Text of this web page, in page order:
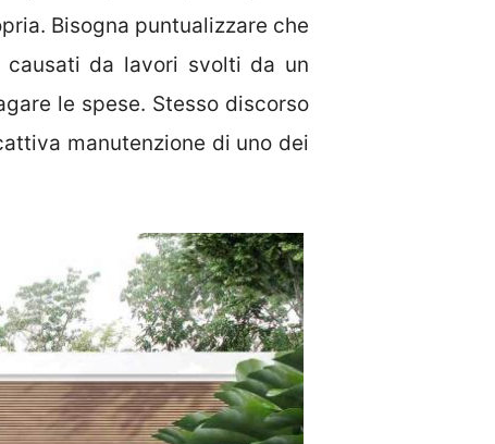
Bisogna puntualizzare che
causati da lavori svolti da un
le spese. Stesso discorso
manutenzione di uno dei